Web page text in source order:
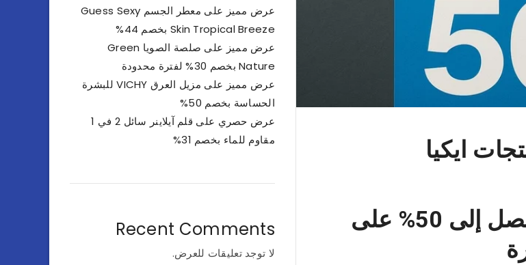
خصومات ايكيا الكبرى عروض تصل إلى 50% على
عرض مميز على معطر الجسم Guess Sexy
Skin Tropical Breeze بخصم 44%
عرض مميز على صلصة الصويا Green
Nature بخصم 30% لفترة محدودة
عرض مميز على مزيل العرق VICHY للبشرة
الحساسة بخصم 50%
عرض حصري على قلم آيلاينر سائل 2 في 1
مقاوم للماء بخصم 31%
Recent Comments
لا توجد تعليقات للعرض.